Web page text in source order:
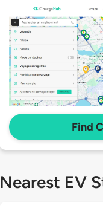
Find
Nearest EV